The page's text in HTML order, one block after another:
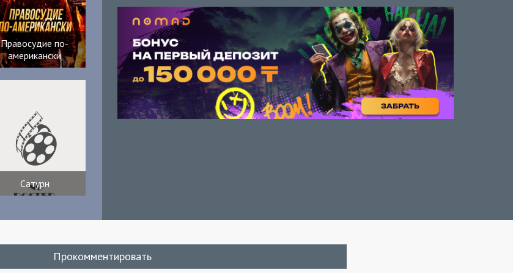
Правосудие по-
американски
Сатурн
Прокомментировать